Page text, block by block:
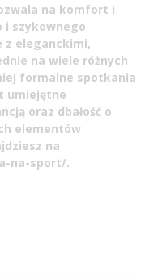
na komfort i
i szykownego
z eleganckimi,
na wiele różnych
formalne spotkania
umiejętne
oraz dbałość o
elementów
na
na-sport/.